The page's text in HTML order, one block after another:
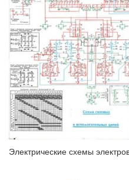
Электрические схемы